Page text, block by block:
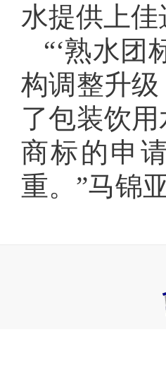
水提供上佳
“‘熟水团
构调整升
了包装饮
商标的申
重。”马锦